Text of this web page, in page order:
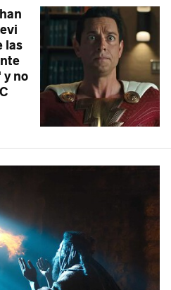
las
y no